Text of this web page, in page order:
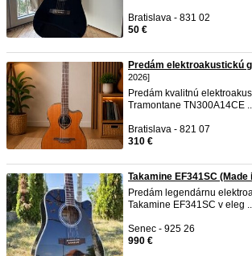
Bratislava - 831 02
50 €
Predám elektroakustickú
2026]
Predám kvalitnú
Tramontane TN300A14CE
Bratislava - 821 07
310 €
Takamine EF341SC (Made
Predám legendárnu
Takamine EF341SC v eleg
Senec - 925 26
990 €